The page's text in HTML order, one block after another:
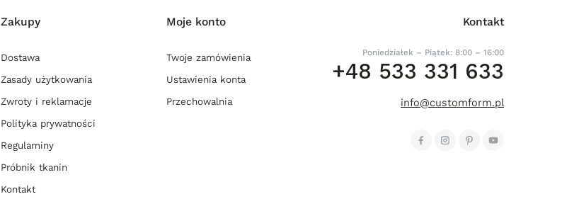
Zakupy
Dostawa
Zasady użytkowania
Zwroty i reklamacje
Polityka prywatności
Regulaminy
Próbnik tkanin
Kontakt
Moje konto
Twoje zamówienia
Ustawienia konta
Przechowalnia
Kontakt
Poniedziałek – Piątek: 8:00 – 16:00
+48 533 331 633
info@customform.pl